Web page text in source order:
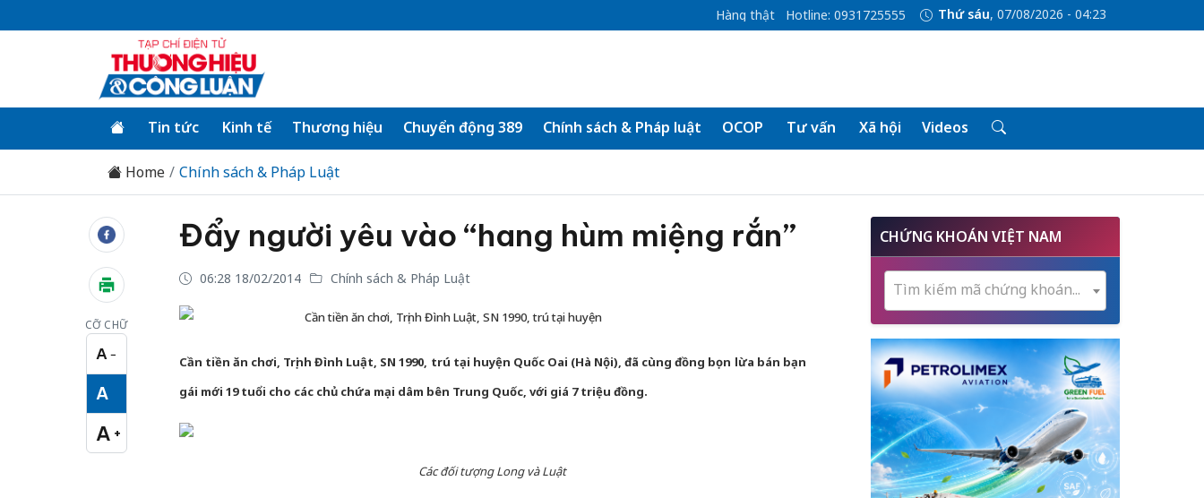
Hàng thật Hotline: 0931725555 Thứ sáu, 07/08/2026 - 04:23
Tin tức Kinh tế Thương hiệu Chuyển động 389 Chính sách & Pháp luật OCOP Tư vấn Xã hội Videos
Home Chính sách & Pháp Luật
CỠ CHỮ
A −
Cỡ chữ nhỏ
A
Cỡ chữ vừa
A +
Cỡ chữ lớn
Đẩy người yêu vào “hang hùm miệng rắn”
06:28 18/02/2014 Chính sách & Pháp Luật
Cần tiền ăn chơi, Trịnh Đình Luật, SN 1990, trú tại huyện
Cần tiền ăn chơi, Trịnh Đình Luật, SN 1990, trú tại huyện Quốc Oai (Hà Nội), đã cùng đồng bọn lừa bán bạn
gái mới 19 tuổi cho các chủ chứa mại dâm bên Trung Quốc, với giá 7 triệu đồng.
Các đối tượng Long và Luật
CHỨNG KHOÁN VIỆT NAM
Tìm kiếm mã chứng khoán...